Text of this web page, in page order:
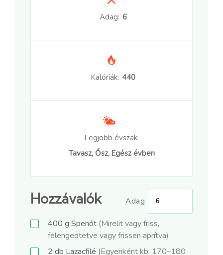
Adag: 6
Kalóriák: 440
Legjobb évszak:
Tavasz, Ősz, Egész évben
Hozzávalók Adag
400 g Spenót (Mirelit vagy friss,
felengedtetve vagy frissen aprítva)
2 db Lazacfilé (Egyenként kb. 170–180